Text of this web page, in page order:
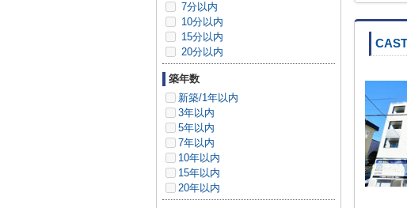
7分以内
10分以内
15分以内
20分以内
築年数
新築/1年以内
3年以内
5年以内
7年以内
10年以内
15年以内
20年以内